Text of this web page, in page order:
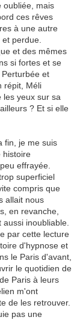
oubliée, mais
ces rêves
à une autre
perdue.
et des mêmes
si fortes et se
et
répit, Méli
les yeux sur sa
? Et si elle
fin, je me suis
histoire
effrayée.
superficiel
compris que
allait nous
en revanche,
inoubliable.
par cette lecture
d'hypnose et
le Paris d'avant,
le quotidien de
Paris à leurs
m'ont
de les retrouver.
pas une